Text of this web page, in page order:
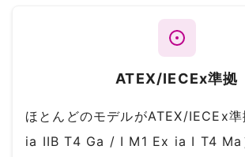
ATEX/IECEx準拠
ほとんどのモデルがATEX/IECEx
ia IIB T4 Ga / I M1 Ex ia I T4 Ma